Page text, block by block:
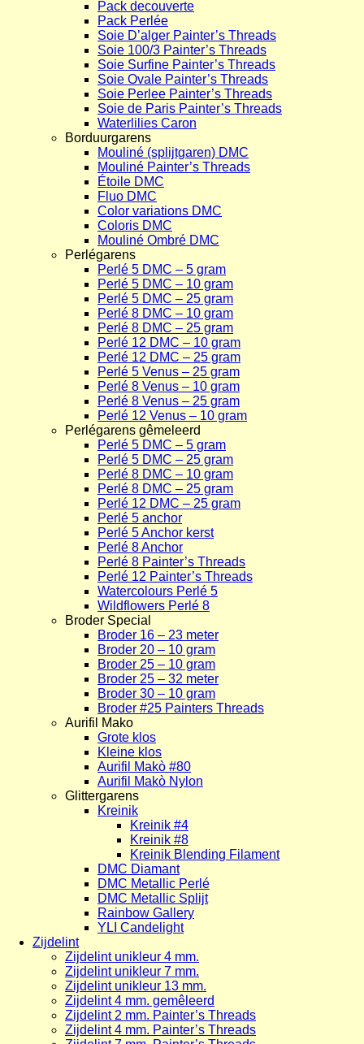
Pack decouverte
Pack Perlée
Soie D’alger Painter’s Threads
Soie 100/3 Painter’s Threads
Soie Surfine Painter’s Threads
Soie Ovale Painter’s Threads
Soie Perlee Painter’s Threads
Soie de Paris Painter’s Threads
Waterlilies Caron
Borduurgarens
Mouliné (splijtgaren) DMC
Mouliné Painter’s Threads
Étoile DMC
Fluo DMC
Color variations DMC
Coloris DMC
Mouliné Ombré DMC
Perlégarens
Perlé 5 DMC – 5 gram
Perlé 5 DMC – 10 gram
Perlé 5 DMC – 25 gram
Perlé 8 DMC – 10 gram
Perlé 8 DMC – 25 gram
Perlé 12 DMC – 10 gram
Perlé 12 DMC – 25 gram
Perlé 5 Venus – 25 gram
Perlé 8 Venus – 10 gram
Perlé 8 Venus – 25 gram
Perlé 12 Venus – 10 gram
Perlégarens gêmeleerd
Perlé 5 DMC – 5 gram
Perlé 5 DMC – 25 gram
Perlé 8 DMC – 10 gram
Perlé 8 DMC – 25 gram
Perlé 12 DMC – 25 gram
Perlé 5 anchor
Perlé 5 Anchor kerst
Perlé 8 Anchor
Perlé 8 Painter’s Threads
Perlé 12 Painter’s Threads
Watercolours Perlé 5
Wildflowers Perlé 8
Broder Special
Broder 16 – 23 meter
Broder 20 – 10 gram
Broder 25 – 10 gram
Broder 25 – 32 meter
Broder 30 – 10 gram
Broder #25 Painters Threads
Aurifil Mako
Grote klos
Kleine klos
Aurifil Makò #80
Aurifil Makò Nylon
Glittergarens
Kreinik
Kreinik #4
Kreinik #8
Kreinik Blending Filament
DMC Diamant
DMC Metallic Perlé
DMC Metallic Splijt
Rainbow Gallery
YLI Candelight
Zijdelint
Zijdelint unikleur 4 mm.
Zijdelint unikleur 7 mm.
Zijdelint unikleur 13 mm.
Zijdelint 4 mm. gemêleerd
Zijdelint 2 mm. Painter’s Threads
Zijdelint 4 mm. Painter’s Threads